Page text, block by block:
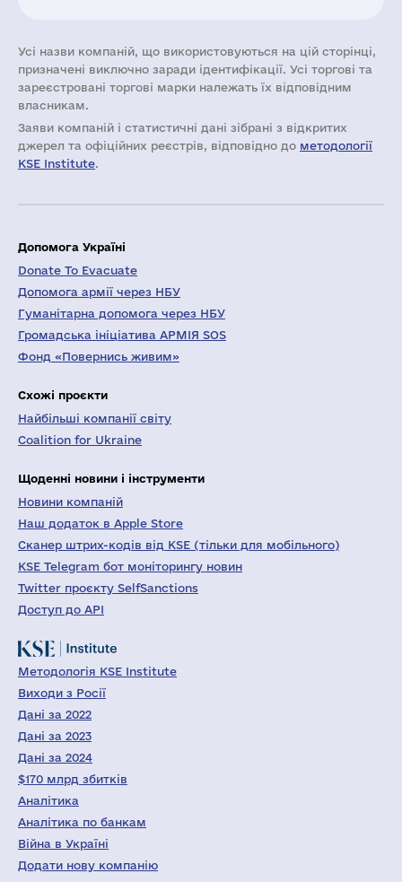
Усі назви компаній, що використовуються на цій сторінці,
призначені виключно заради ідентифікації. Усі торгові та
зареєстровані торгові марки належать їх відповідним
власникам.
Заяви компаній i статистичні дані зібрані з відкритих
джерел та офіційних реєстрів, відповідно до методології
KSE Institute.
Допомога Україні
Donate To Evacuate
Допомога армії через НБУ
Гуманітарна допомога через НБУ
Громадська ініціатива АРМІЯ SOS
Фонд «Повернись живим»
Схожі проєкти
Найбільші компанії світу
Coalition for Ukraine
Щоденні новини і інструменти
Новини компаній
Наш додаток в Apple Store
Сканер штрих-кодів від KSE (тільки для мобільного)
KSE Telegram бот моніторингу новин
Twitter проєкту SelfSanctions
Доступ до API
Методологія KSE Institute
Виходи з Росії
Дані за 2022
Дані за 2023
Дані за 2024
$170 млрд збитків
Аналітика
Аналітика по банкам
Війна в Україні
Додати нову компанію